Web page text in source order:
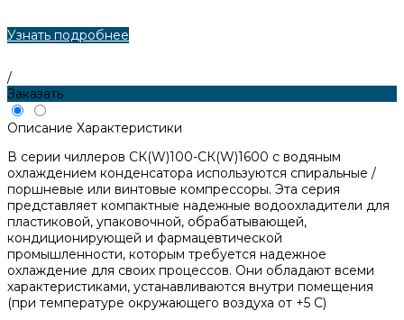
Узнать подробнее
/
Заказать
Описание Характеристики
В серии чиллеров СК(W)100-СК(W)1600 с водяным
охлаждением конденсатора используются спиральные /
поршневые или винтовые компрессоры. Эта серия
представляет компактные надежные водоохладители для
пластиковой, упаковочной, обрабатывающей,
кондиционирующей и фармацевтической
промышленности, которым требуется надежное
охлаждение для своих процессов. Они обладают всеми
характеристиками, устанавливаются внутри помещения
(при температуре окружающего воздуха от +5 С)